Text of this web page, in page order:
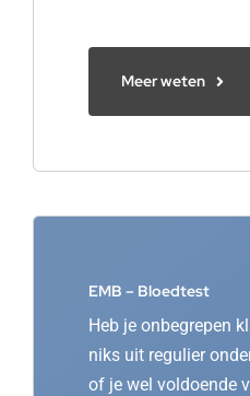
Meer weten
EMB – Bloedtest
Heb je onbegrepen
niks uit regulier
of je wel voldoende